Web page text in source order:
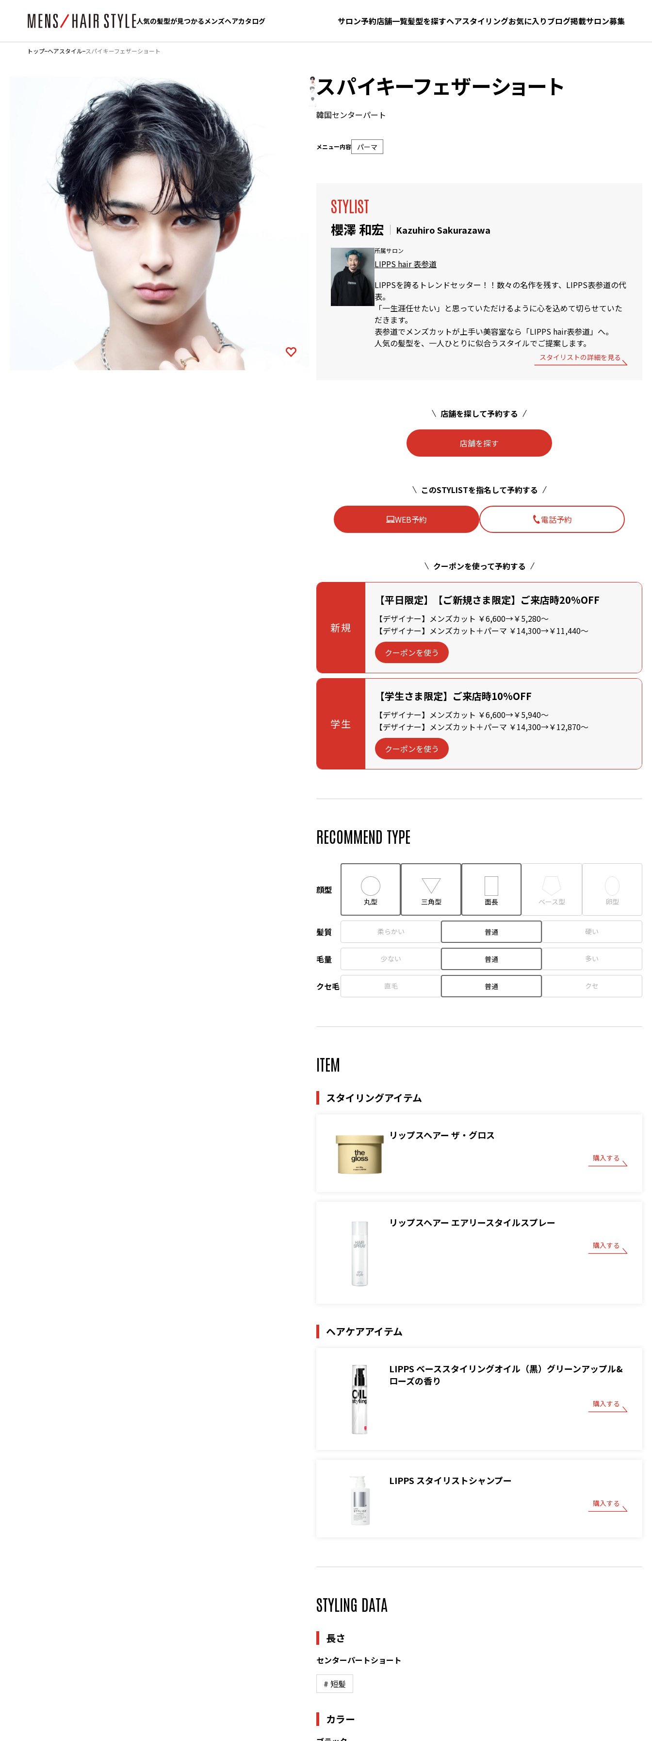
人気の髪型が見つかるメンズヘアカタログ サロン予約店舗一覧髪型を探すヘアスタイリングお気に入りブログ掲載サロン募集
人気の髪型が見つかるメンズヘアカタログ お気に入り 髪型をさがす
トップ ヘアスタイル スパイキーフェザーショート
スパイキーフェザーショート
韓国センターパート
メニュー内容 パーマ
STYLIST
櫻澤 和宏 Kazuhiro Sakurazawa
所属サロン
LIPPS hair 表参道
LIPPSを誇るトレンドセッター！！数々の名作を残す、LIPPS表参道の代
表。
「一生涯任せたい」と思っていただけるように心を込めて切らせていた
だきます。
表参道でメンズカットが上手い美容室なら「LIPPS hair表参道」へ。
人気の髪型を、一人ひとりに似合うスタイルでご提案します。
スタイリストの詳細を見る
店舗を探して予約する
店舗を探す
このSTYLISTを指名して予約する
WEB予約 電話予約
クーポンを使って予約する
新規
【平日限定】【ご新規さま限定】ご来店時20%OFF
【デザイナー】メンズカット ￥6,600→￥5,280～
【デザイナー】メンズカット＋パーマ ￥14,300→￥11,440～
クーポンを使う
学生
【学生さま限定】ご来店時10%OFF
【デザイナー】メンズカット ￥6,600→￥5,940～
【デザイナー】メンズカット＋パーマ ￥14,300→￥12,870～
クーポンを使う
RECOMMEND TYPE
顔型
丸型 三角型 面長 ベース型 卵型
髪質 柔らかい 普通 硬い
毛量 少ない 普通 多い
クセ毛 直毛 普通 クセ
ITEM
スタイリングアイテム
リップスヘアー ザ・グロス
購入する
リップスヘアー エアリースタイルスプレー
購入する
ヘアケアアイテム
LIPPS ベーススタイリングオイル（黒）グリーンアップル&
ローズの香り
購入する
LIPPS スタイリストシャンプー
購入する
STYLING DATA
長さ
センターパートショート
# 短髪
カラー